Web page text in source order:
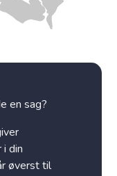
en sag?
din
øverst til